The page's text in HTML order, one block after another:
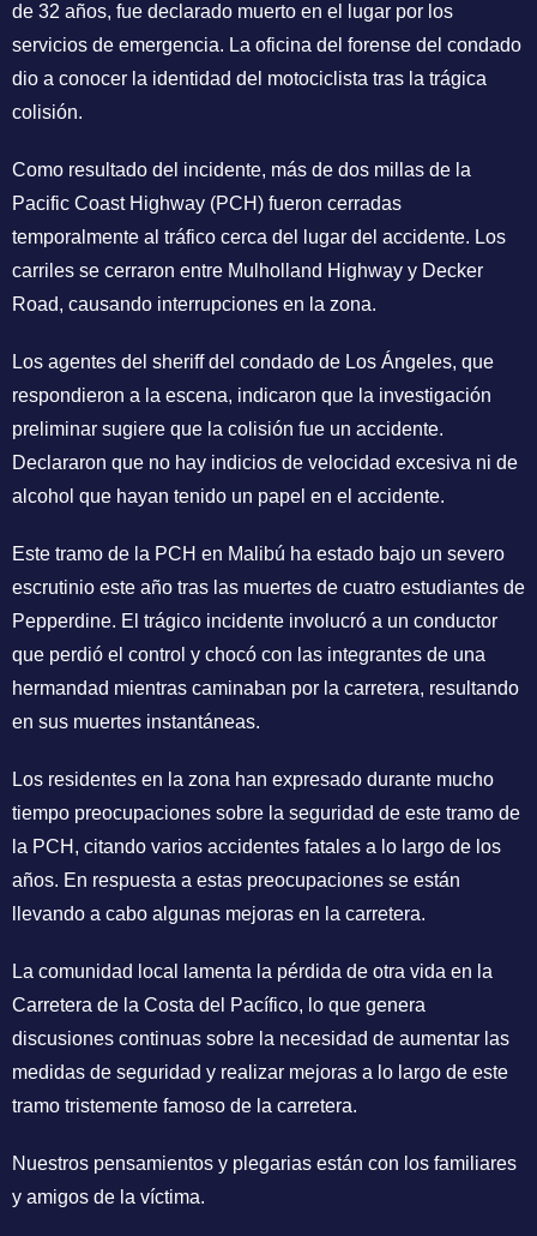
de 32 años, fue declarado muerto en el lugar por los
servicios de emergencia. La oficina del forense del condado
dio a conocer la identidad del motociclista tras la trágica
colisión.
Como resultado del incidente, más de dos millas de la
Pacific Coast Highway (PCH) fueron cerradas
temporalmente al tráfico cerca del lugar del accidente. Los
carriles se cerraron entre Mulholland Highway y Decker
Road, causando interrupciones en la zona.
Los agentes del sheriff del condado de Los Ángeles, que
respondieron a la escena, indicaron que la investigación
preliminar sugiere que la colisión fue un accidente.
Declararon que no hay indicios de velocidad excesiva ni de
alcohol que hayan tenido un papel en el accidente.
Este tramo de la PCH en Malibú ha estado bajo un severo
escrutinio este año tras las muertes de cuatro estudiantes de
Pepperdine. El trágico incidente involucró a un conductor
que perdió el control y chocó con las integrantes de una
hermandad mientras caminaban por la carretera, resultando
en sus muertes instantáneas.
Los residentes en la zona han expresado durante mucho
tiempo preocupaciones sobre la seguridad de este tramo de
la PCH, citando varios accidentes fatales a lo largo de los
años. En respuesta a estas preocupaciones se están
llevando a cabo algunas mejoras en la carretera.
La comunidad local lamenta la pérdida de otra vida en la
Carretera de la Costa del Pacífico, lo que genera
discusiones continuas sobre la necesidad de aumentar las
medidas de seguridad y realizar mejoras a lo largo de este
tramo tristemente famoso de la carretera.
Nuestros pensamientos y plegarias están con los familiares
y amigos de la víctima.